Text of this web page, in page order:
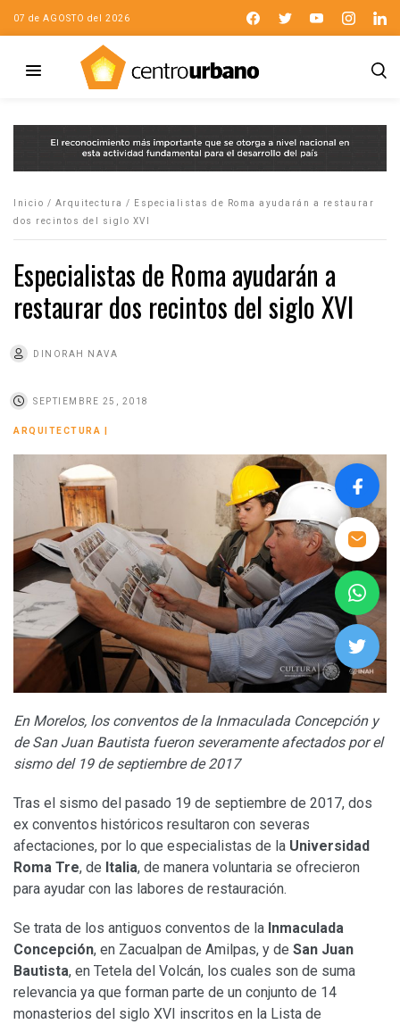
07 de AGOSTO del 2026
Inicio / Arquitectura /
Especialistas de Roma ayudarán a restaurar
dos recintos del siglo XVI
Especialistas de Roma ayudarán a
restaurar dos recintos del siglo XVI
DINORAH NAVA
SEPTIEMBRE 25, 2018
ARQUITECTURA
En Morelos, los conventos de la Inmaculada Concepción y
de San Juan Bautista fueron severamente afectados por el
sismo del 19 de septiembre de 2017
Tras el sismo del pasado 19 de septiembre de 2017, dos
ex conventos históricos resultaron con severas
afectaciones, por lo que especialistas de la Universidad
Roma Tre, de Italia, de manera voluntaria se ofrecieron
para ayudar con las labores de restauración.
Se trata de los antiguos conventos de la Inmaculada
Concepción, en Zacualpan de Amilpas, y de San Juan
Bautista, en Tetela del Volcán, los cuales son de suma
relevancia ya que forman parte de un conjunto de 14
monasterios del siglo XVI inscritos en la Lista de